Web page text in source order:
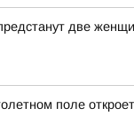
две
поле